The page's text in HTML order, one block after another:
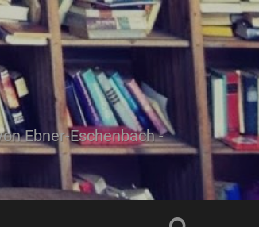
Ebner-Eschenbach -